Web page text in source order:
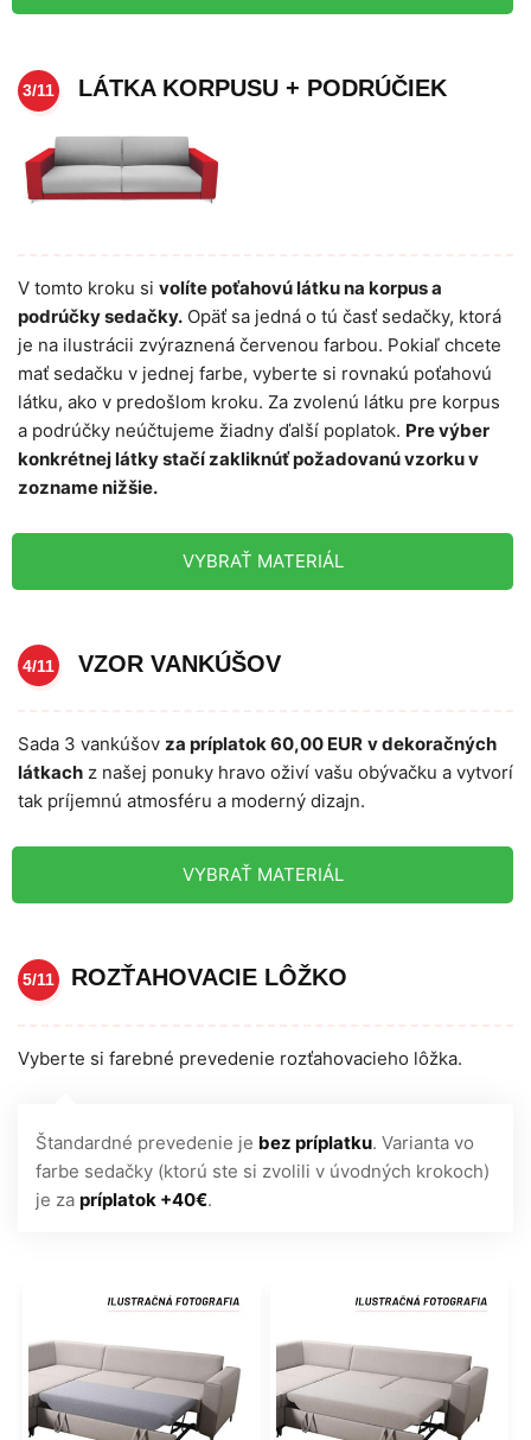
3/11 LÁTKA KORPUSU + PODRÚČIEK
V tomto kroku si volíte poťahovú látku na korpus a
podrúčky sedačky. Opäť sa jedná o tú časť sedačky, ktorá
je na ilustrácii zvýraznená červenou farbou. Pokiaľ chcete
mať sedačku v jednej farbe, vyberte si rovnakú poťahovú
látku, ako v predošlom kroku. Za zvolenú látku pre korpus
a podrúčky neúčtujeme žiadny ďalší poplatok. Pre výber
konkrétnej látky stačí zakliknúť požadovanú vzorku v
zozname nižšie.
VYBRAŤ MATERIÁL
4/11 VZOR VANKÚŠOV
Sada 3 vankúšov za príplatok 60,00 EUR v dekoračných
látkach z našej ponuky hravo oživí vašu obývačku a vytvorí
tak príjemnú atmosféru a moderný dizajn.
VYBRAŤ MATERIÁL
5/11 ROZŤAHOVACIE LÔŽKO
Vyberte si farebné prevedenie rozťahovacieho lôžka.
Štandardné prevedenie je bez príplatku. Varianta vo
farbe sedačky (ktorú ste si zvolili v úvodných krokoch)
je za príplatok +40€.